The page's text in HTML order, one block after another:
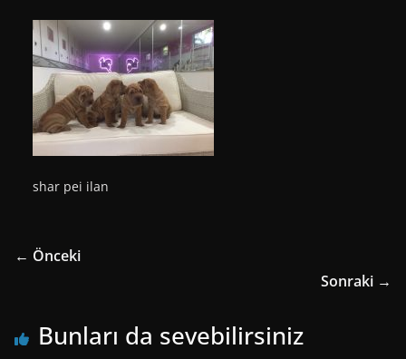
shar pei ilan
← Önceki
Sonraki →
Bunları da sevebilirsiniz